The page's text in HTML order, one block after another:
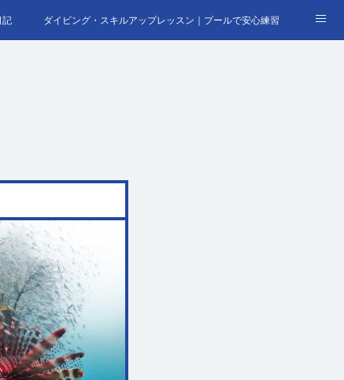
記 ダイビング・スキルアップレッスン｜プールで安心練習